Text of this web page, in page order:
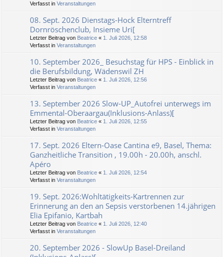
Verfasst in Veranstaltungen
08. Sept. 2026 Dienstags-Hock Elterntreff
Dornröschenclub, Insieme Uri[
Letzter Beitrag von Beatrice « 1. Juli 2026, 12:58
Verfasst in Veranstaltungen
10. September 2026_ Besuchstag für HPS - Einblick in
die Berufsbildung, Wädenswil ZH
Letzter Beitrag von Beatrice « 1. Juli 2026, 12:56
Verfasst in Veranstaltungen
13. September 2026 Slow-UP_Autofrei unterwegs im
Emmental-Oberaargau(Inklusions-Anlass)[
Letzter Beitrag von Beatrice « 1. Juli 2026, 12:55
Verfasst in Veranstaltungen
17. Sept. 2026 Eltern-Oase Cantina e9, Basel, Thema:
Ganzheitliche Transition , 19.00h - 20.00h, anschl.
Apéro
Letzter Beitrag von Beatrice « 1. Juli 2026, 12:54
Verfasst in Veranstaltungen
19. Sept. 2026:Wohltätigkeits-Kartrennen zur
Erinnerung an den an Sepsis verstorbenen 14.jährigen
Elia Epifanio, Kartbah
Letzter Beitrag von Beatrice « 1. Juli 2026, 12:40
Verfasst in Veranstaltungen
20. September 2026 - SlowUp Basel-Dreiland